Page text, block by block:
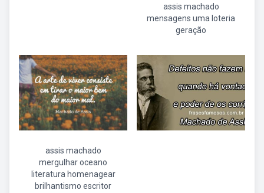
assis machado
mensagens uma loteria
geração
assis machado
mergulhar oceano
literatura homenagear
brilhantismo escritor